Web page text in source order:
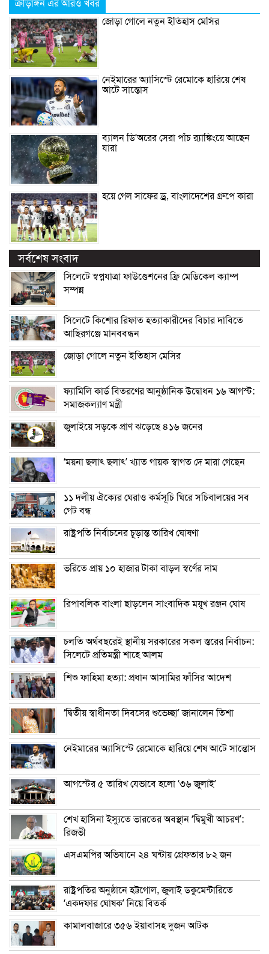
ক্রীড়াঙ্গন এর আরও খবর
জোড়া গোলে নতুন ইতিহাস মেসির
নেইমারের অ্যাসিস্টে রেমোকে হারিয়ে শেষ
আটে সান্তোস
ব্যালন ডি’অরের সেরা পাঁচ র‌্যাঙ্কিংয়ে আছেন
যারা
হয়ে গেল সাফের ড্র, বাংলাদেশের গ্রুপে কারা
সর্বশেষ সংবাদ
সিলেটে স্বপ্নযাত্রা ফাউণ্ডেশনের ফ্রি মেডিকেল ক্যাম্প
সম্পন্ন
সিলেটে কিশোর রিফাত হত্যাকারীদের বিচার দাবিতে
আছিরগঞ্জে মানববন্ধন
জোড়া গোলে নতুন ইতিহাস মেসির
ফ্যামিলি কার্ড বিতরণের আনুষ্ঠানিক উদ্বোধন ১৬ আগস্ট:
সমাজকল্যাণ মন্ত্রী
জুলাইয়ে সড়কে প্রাণ ঝড়েছে ৪১৬ জনের
‘ময়না ছলাৎ ছলাৎ’ খ্যাত গায়ক স্বাগত দে মারা গেছেন
১১ দলীয় ঐক্যের ঘেরাও কর্মসূচি ঘিরে সচিবালয়ের সব
গেট বন্ধ
রাষ্ট্রপতি নির্বাচনের চূড়ান্ত তারিখ ঘোষণা
ভরিতে প্রায় ১০ হাজার টাকা বাড়ল স্বর্ণের দাম
রিপাবলিক বাংলা ছাড়লেন সাংবাদিক ময়ূখ রঞ্জন ঘোষ
চলতি অর্থবছরেই স্থানীয় সরকারের সকল স্তরের নির্বাচন:
সিলেটে প্রতিমন্ত্রী শাহে আলম
শিশু ফাহিমা হত্যা: প্রধান আসামির ফাঁসির আদেশ
‘দ্বিতীয় স্বাধীনতা দিবসের শুভেচ্ছা’ জানালেন তিশা
নেইমারের অ্যাসিস্টে রেমোকে হারিয়ে শেষ আটে সান্তোস
আগস্টের ৫ তারিখ যেভাবে হলো ‘৩৬ জুলাই’
শেখ হাসিনা ইস্যুতে ভারতের অবস্থান ‘দ্বিমুখী আচরণ’:
রিজভী
এসএমপির অভিযানে ২৪ ঘন্টায় গ্রেফতার ৮২ জন
রাষ্ট্রপতির অনুষ্ঠানে হট্টগোল, জুলাই ডকুমেন্টারিতে
‘একদফার ঘোষক’ নিয়ে বিতর্ক
কামালবাজারে ৩৫৬ ইয়াবাসহ দুজন আটক